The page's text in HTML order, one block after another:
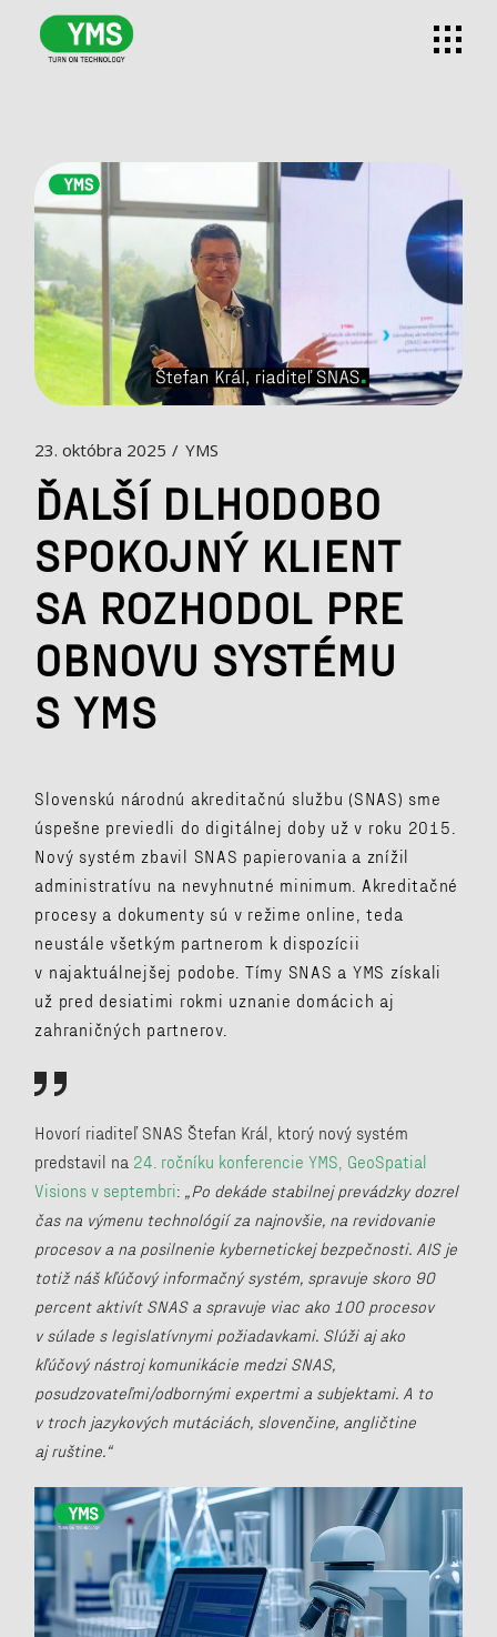
23. októbra 2025 YMS
ĎALŠÍ DLHODOBO
SPOKOJNÝ KLIENT
SA ROZHODOL PRE
OBNOVU SYSTÉMU
S YMS
Slovenskú národnú akreditačnú službu (SNAS) sme
úspešne previedli do digitálnej doby už v roku 2015.
Nový systém zbavil SNAS papierovania a znížil
administratívu na nevyhnutné minimum. Akreditačné
procesy a dokumenty sú v režime online, teda
neustále všetkým partnerom k dispozícii
v najaktuálnejšej podobe. Tímy SNAS a YMS získali
už pred desiatimi rokmi uznanie domácich aj
zahraničných partnerov.
Hovorí riaditeľ SNAS Štefan Král, ktorý nový systém
predstavil na 24. ročníku konferencie YMS, GeoSpatial
Visions v septembri: „Po dekáde stabilnej prevádzky dozrel
čas na výmenu technológií za najnovšie, na revidovanie
procesov a na posilnenie kybernetickej bezpečnosti. AIS je
totiž náš kľúčový informačný systém, spravuje skoro 90
percent aktivít SNAS a spravuje viac ako 100 procesov
v súlade s legislatívnymi požiadavkami. Slúži aj ako
kľúčový nástroj komunikácie medzi SNAS,
posudzovateľmi/odbornými expertmi a subjektami. A to
v troch jazykových mutáciách, slovenčine, angličtine
aj ruštine.“